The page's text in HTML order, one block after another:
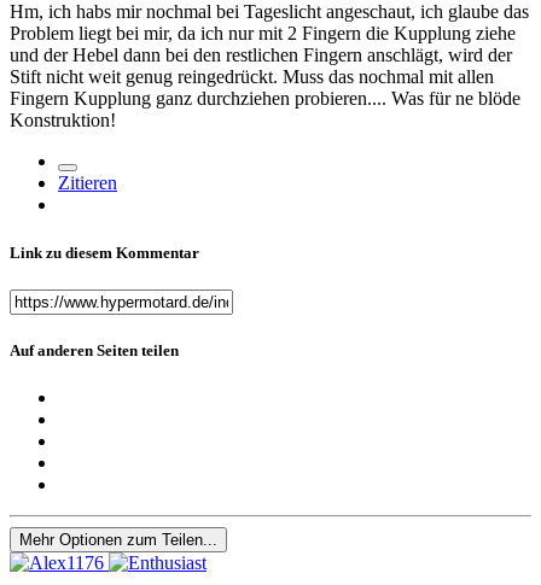
Hm, ich habs mir nochmal bei Tageslicht angeschaut, ich glaube das
Problem liegt bei mir, da ich nur mit 2 Fingern die Kupplung ziehe
und der Hebel dann bei den restlichen Fingern anschlägt, wird der
Stift nicht weit genug reingedrückt. Muss das nochmal mit allen
Fingern Kupplung ganz durchziehen probieren.... Was für ne blöde
Konstruktion!
Zitieren
Link zu diesem Kommentar
Auf anderen Seiten teilen
Mehr Optionen zum Teilen...